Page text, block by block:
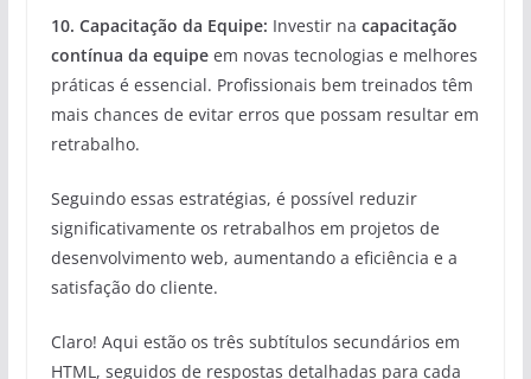
10. Capacitação da Equipe: Investir na capacitação
contínua da equipeem novas tecnologias e melhores
práticas é essencial. Profissionais bem treinados têm
mais chances de evitar erros que possam resultar em
retrabalho.
Seguindo essas estratégias, é possível reduzir
significativamente os retrabalhos em projetos de
desenvolvimento web, aumentando a eficiência e a
satisfação do cliente.
Claro! Aqui estão os três subtítulos secundários em
HTML, seguidos de respostas detalhadas para cada